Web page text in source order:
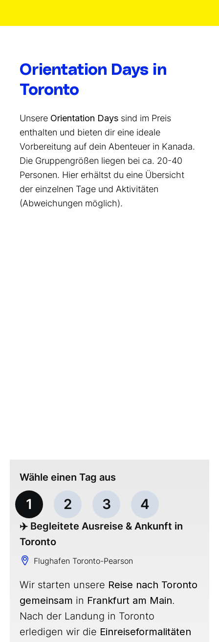
Orientation Days in
Toronto
Unsere Orientation Days sind im Preis
enthalten und bieten dir eine ideale
Vorbereitung auf dein Abenteuer in Kanada.
Die Gruppengrößen liegen bei ca. 20-40
Personen. Hier erhältst du eine Übersicht
der einzelnen Tage und Aktivitäten
(Abweichungen möglich).
Pearson
Tower
Fälle
Pearson
Wähle einen Tag aus
1 2 3 4
✈️ Begleitete Ausreise & Ankunft in
Toronto
Flughafen Toronto-Pearson
Wir starten unsere Reise nach Toronto
gemeinsam in Frankfurt am Main.
Nach der Landung in Toronto
erledigen wir die Einreiseformalitäten